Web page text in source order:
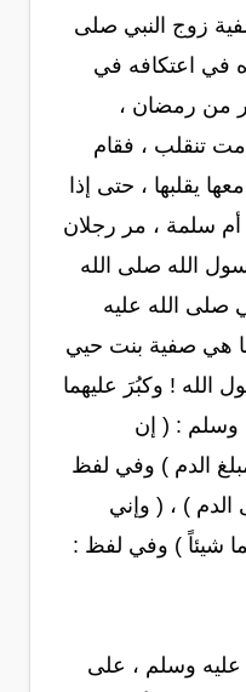
زوج النبي صلى
في اعتكافه في
من رمضان ،
تنقلب ، فقام
يقلبها ، حتى إذا
سلمة ، مر رجلان
الله صلى الله
صلى الله عليه
هي صفية بنت حيي
الله ! وكبُرَ عليهما
وسلم : ( إن
الدم ) وفي لفظ
) ، ( وإني
شيئاً ) وفي لفظ :
وسلم ، على